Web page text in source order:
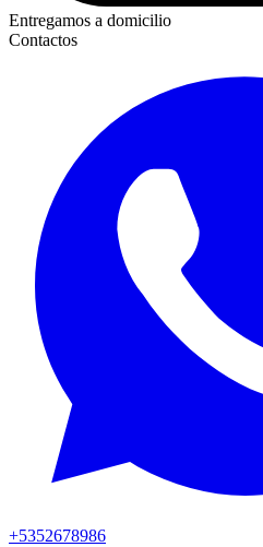
Entregamos a domicilio
Contactos
+5352678986